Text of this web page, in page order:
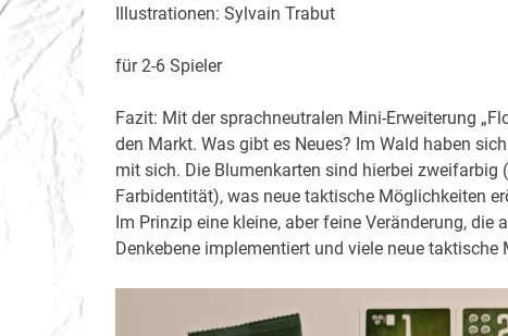
Illustrationen: Sylvain Trabut
für 2-6 Spieler
Fazit: Mit der sprachneutralen Mini-Erweiterung
den Markt. Was gibt es Neues? Im Wald haben
mit sich. Die Blumenkarten sind hierbei
Farbidentität), was neue taktische Möglichkeiten
Im Prinzip eine kleine, aber feine Veränderung,
Denkebene implementiert und viele neue